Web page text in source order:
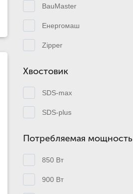
BauMaster
Енергомаш
Zipper
Хвостовик
SDS-max
SDS-plus
Потребляемая мощность
850 Вт
900 Вт